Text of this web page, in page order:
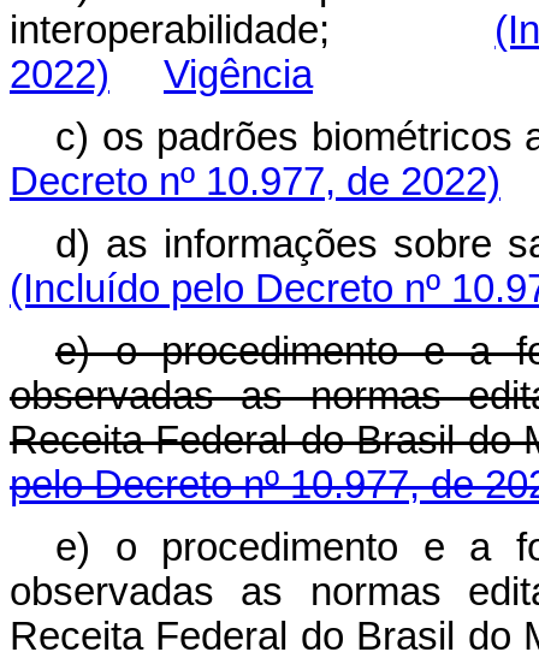
interoperabilidade;
2022)
Vigência
c) os padrões
Decreto nº 10.977, de 2022)
d) as informações
(Incluído pelo Decreto nº
e) o procedimento e a
observadas as normas
Receita Federal do Brasil
pelo Decreto nº 10.977, de
e) o procedimento e a
observadas as normas
Receita Federal do Brasil